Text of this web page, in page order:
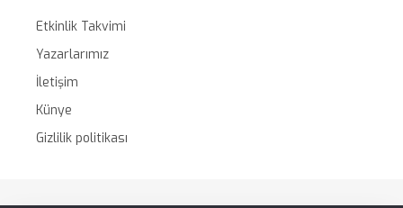
Etkinlik Takvimi
Yazarlarımız
İletişim
Künye
Gizlilik politikası